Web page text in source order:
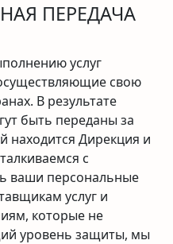
ПЕРЕДАЧА
услуг
свою
В результате
быть переданы за
находится Дирекция и
с
ваши персональные
услуг и
которые не
уровень защиты, мы